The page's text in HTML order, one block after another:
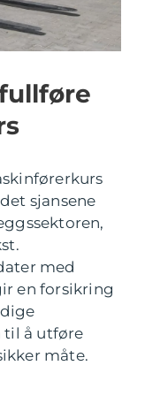
sjansene
med
en forsikring
til å utføre
måte.